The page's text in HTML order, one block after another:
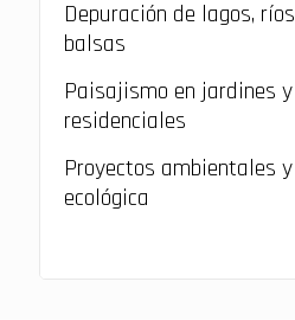
Depuración de lagos,
balsas
Paisajismo en jardines
residenciales
Proyectos ambientales
ecológica